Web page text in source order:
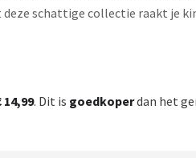
schattige collectie raakt je
14,99. Dit is goedkoperdan het